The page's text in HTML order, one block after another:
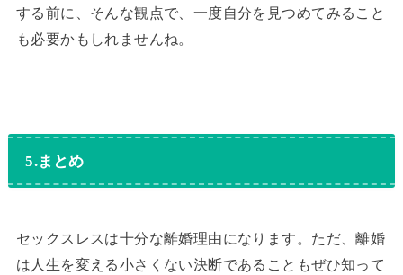
する前に、そんな観点で、一度自分を見つめてみること
も必要かもしれませんね。
5.まとめ
セックスレスは十分な離婚理由になります。ただ、離婚
は人生を変える小さくない決断であることもぜひ知って